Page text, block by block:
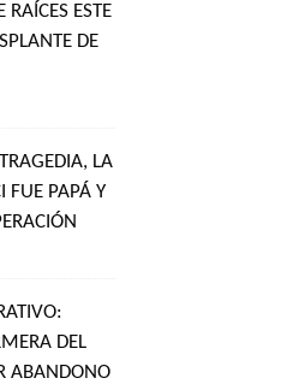
ESTE
DE
LA
FUE PAPÁ Y
DEL
ABANDONO